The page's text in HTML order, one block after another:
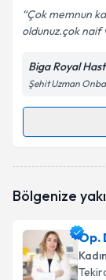
Çok memnun
oldunuz.çok naif
Biga Royal
Şehit Uzman
takvimi
E-posta
Bölgenize
Op.